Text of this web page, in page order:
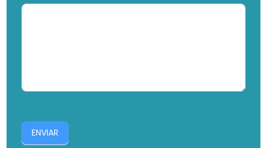
ENVIAR